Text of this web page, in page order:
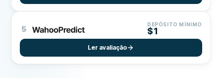
5 DEPÓSITO MÍNIMO
$1
Ler avaliação